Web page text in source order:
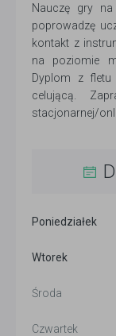
Nauczę gry
poprowadzę
kontakt z
na poziomie
Dyplom z
celującą.
stacjonarnej/
Poniedziałek
Wtorek
Środa
Czwartek